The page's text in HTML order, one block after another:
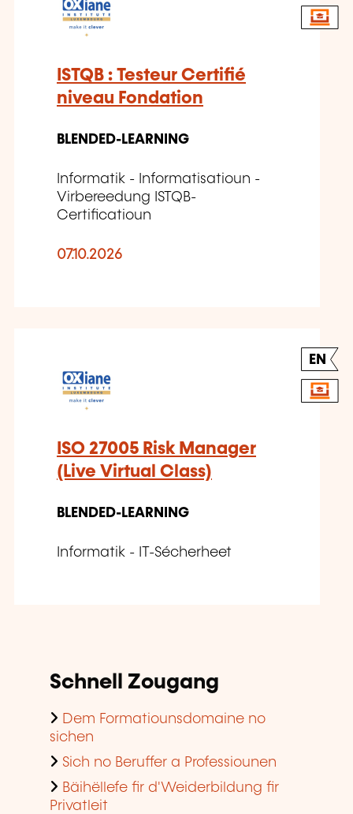
ISTQB : Testeur Certifié
niveau Fondation
BLENDED-LEARNING
Informatik - Informatisatioun -
Virbereedung ISTQB-
Certificatioun
07.10.2026
EN
ISO 27005 Risk Manager
(Live Virtual Class)
BLENDED-LEARNING
Informatik - IT-Sécherheet
Schnell Zougang
Dem Formatiounsdomaine no
sichen
Sich no Beruffer a Professiounen
Bäihëllefe fir d'Weiderbildung fir
Privatleit